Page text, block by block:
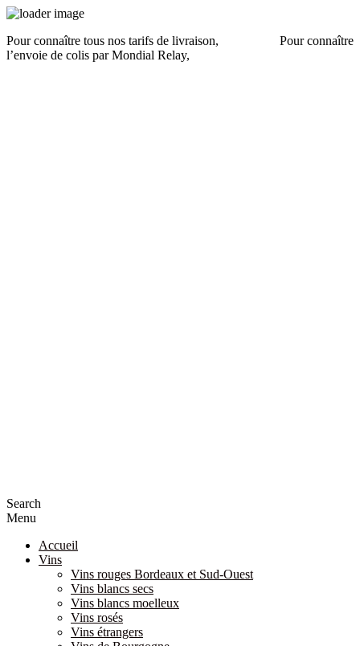
Pour connaître tous nos tarifs de livraison,
Pour connaître
l’envoie de colis par Mondial Relay,
Search
Menu
Accueil
Vins
Vins rouges Bordeaux et Sud-Ouest
Vins blancs secs
Vins blancs moelleux
Vins rosés
Vins étrangers